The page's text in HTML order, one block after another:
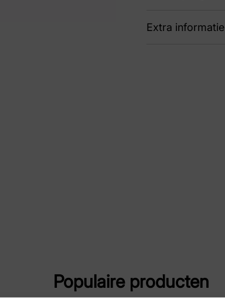
sneaker
Extra informatie
Populaire producten